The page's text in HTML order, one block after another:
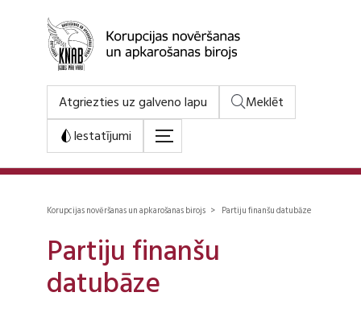
Atgriezties uz galveno lapu
Meklēt
Iestatījumi
Korupcijas novēršanas un apkarošanas birojs > Partiju finanšu datubāze
Partiju finanšu
datubāze